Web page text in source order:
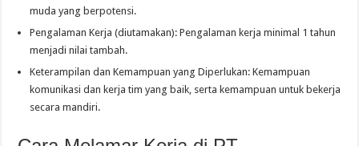
muda yang berpotensi.
Pengalaman Kerja (diutamakan): Pengalaman kerja minimal 1 tahun
menjadi nilai tambah.
Keterampilan dan Kemampuan yang Diperlukan: Kemampuan
komunikasi dan kerja tim yang baik, serta kemampuan untuk bekerja
secara mandiri.